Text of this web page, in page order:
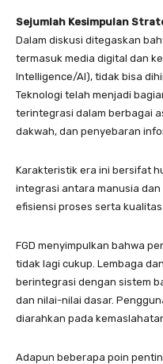
Sejumlah Kesimpulan
Dalam diskusi ditegaskan
termasuk media digital dan
Intelligence/AI), tidak bisa
Teknologi telah menjadi
terintegrasi dalam berbagai
dakwah, dan penyebaran
Karakteristik era ini bersifat
integrasi antara manusia
efisiensi proses serta kualitas
FGD menyimpulkan bahwa
tidak lagi cukup. Lembaga
berintegrasi dengan sistem
dan nilai-nilai dasar.
diarahkan pada
Adapun beberapa poin